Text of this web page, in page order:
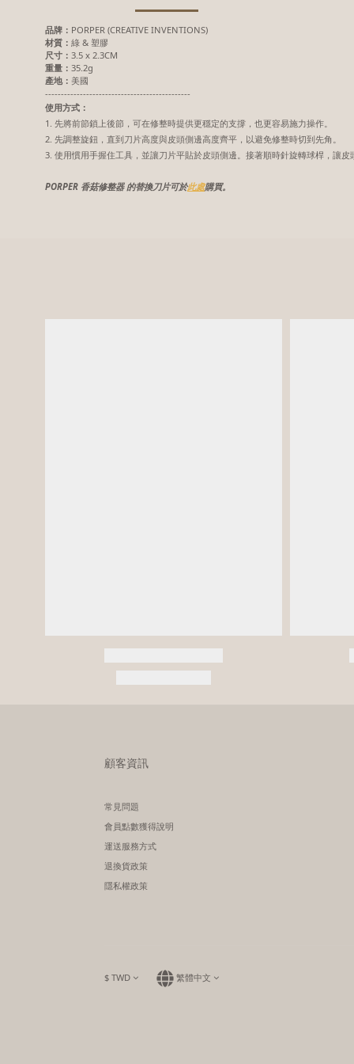
品牌： PORPER (CREATIVE INVENTIONS)
材質： 綠 & 塑膠
尺寸： 3.5 x 2.3CM
重量： 35.2g
產地： 美國
----------------------------------------------
使用方式：
1. 先將前節鎖上後節，可在修整時提供更穩定的支撐，也更容易施力操作。
2. 先調整旋鈕，直到刀片高度與皮頭側邊高度齊平，以避免修整時切到先角。
3. 使用慣用手握住工具，並讓刀片平貼於皮頭側邊。接著順時針旋轉球桿，讓
PORPER 香菇修整器 的替換刀片可於此處購買。
顧客資訊
常見問題
會員點數獲得說明
運送服務方式
退換貨政策
隱私權政策
$ TWD 繁體中文